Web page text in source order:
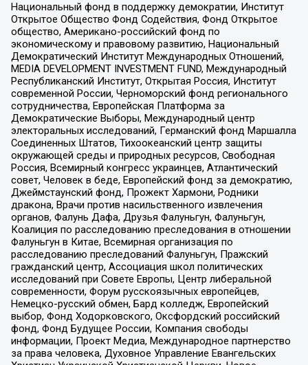
Национальный фонд в поддержку демократии, Институт
Открытое Общество Фонд Содействия, Фонд Открытое
общество, Американо-российский фонд по
экономическому и правовому развитию, Национальный
Демократический Институт Международных Отношений,
MEDIA DEVELOPMENT INVESTMENT FUND, Международный
Республиканский Институт, Открытая Россия, Институт
современной России, Черноморский фонд регионального
сотрудничества, Европейская Платформа за
Демократические Выборы, Международный центр
электоральных исследований, Германский фонд Маршалла
Соединенных Штатов, Тихоокеанский центр защиты
окружающей среды и природных ресурсов, Свободная
Россия, Всемирный конгресс украинцев, Атлантический
совет, Человек в беде, Европейский фонд за демократию,
Джеймстаунский фонд, Прожект Хармони, Родники
дракона, Врачи против насильственного извлечения
органов, Фалунь Дафа, Друзья Фалуньгун, Фалуньгун,
Коалиция по расследованию преследования в отношении
Фалуньгун в Китае, Всемирная организация по
расследованию преследований Фалуньгун, Пражский
гражданский центр, Ассоциация школ политических
исследований при Совете Европы, Центр либеральной
современности, Форум русскоязычных европейцев,
Немецко-русский обмен, Бард колледж, Европейский
выбор, Фонд Ходорковского, Оксфордский российский
фонд, Фонд Будущее России, Компания свободы
информации, Проект Медиа, Международное партнерство
за права человека, Духовное Управление Евангельских